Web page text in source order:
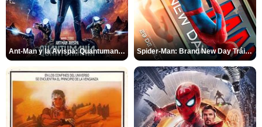
Ant-Man y la Avispa: Quantumanía Tráiler (2) Spider-Man: Brand New Day Tráiler (3)